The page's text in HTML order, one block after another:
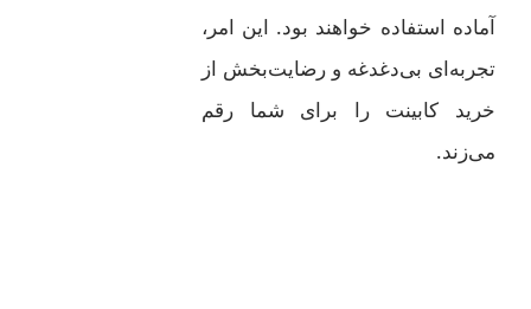
آماده استفاده خواهند بود. این امر،
تجربه‌ای بی‌دغدغه و رضایت‌بخش از
خرید کابینت را برای شما رقم
می‌زند.